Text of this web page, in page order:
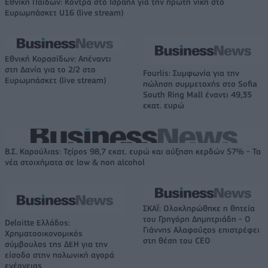
Ευρωμπάσκετ U16 (live stream)
Εθνική Κορασίδων: Απέναντι
στη Δανία για το 2/2 στο
Ευρωμπάσκετ (live stream)
Fourlis: Συμφωνία για την
πώληση συμμετοχής στο Sofia
South Ring Mall έναντι 49,35
εκατ. ευρώ
Β.Σ. Καρούλιας: Τζίρος 98,7 εκατ. ευρώ και αύξηση κερδών 57% - Τα
νέα στοιχήματα σε low & non alcohol
Deloitte Ελλάδος:
Χρηματοοικονομικός
σύμβουλος της ΔΕΗ για την
είσοδο στην πολωνική αγορά
ενέργειας
ΣΚΑΪ: Ολοκληρώθηκε η θητεία
του Γρηγόρη Δημητριάδη - Ο
Γιάννης Αλαφούζος επιστρέφει
στη θέση του CEO